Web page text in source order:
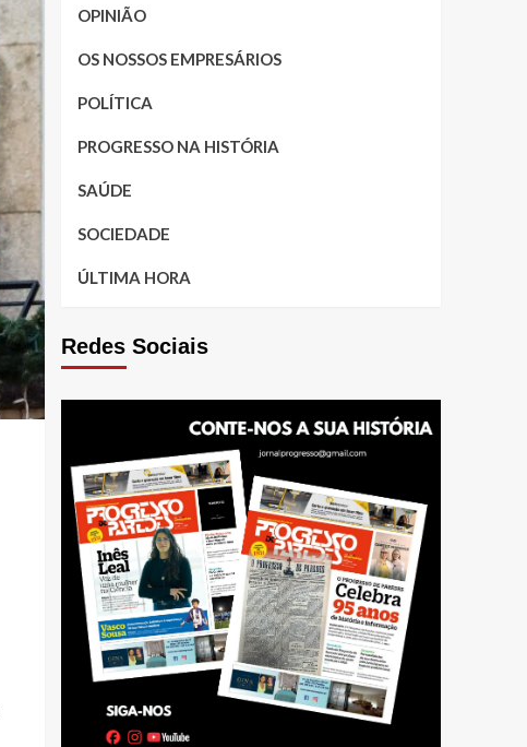
OPINIÃO
OS NOSSOS EMPRESÁRIOS
POLÍTICA
PROGRESSO NA HISTÓRIA
SAÚDE
SOCIEDADE
ÚLTIMA HORA
Redes Sociais